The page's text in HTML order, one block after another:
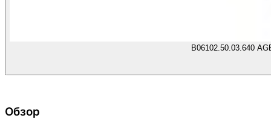
B06102.50.03.640
Обзор